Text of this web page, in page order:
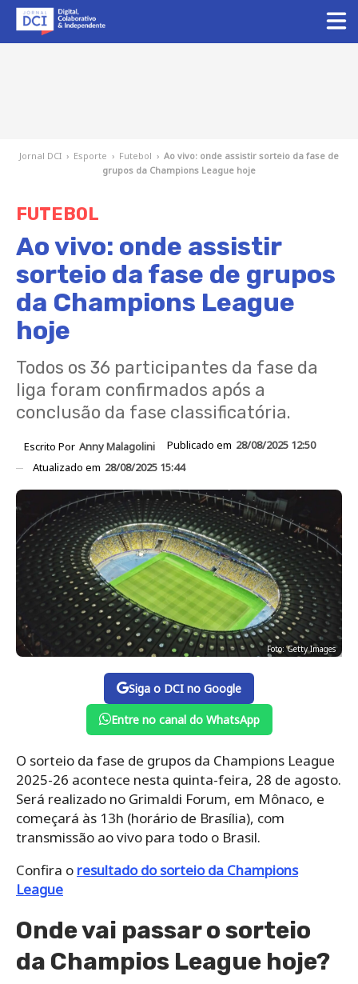
Jornal DCI › Esporte › Futebol › Ao vivo: onde assistir sorteio da fase de
grupos da Champions League hoje
FUTEBOL
Ao vivo: onde assistir
sorteio da fase de grupos
da Champions League
hoje
Todos os 36 participantes da fase da
liga foram confirmados após a
conclusão da fase classificatória.
Escrito Por Anny Malagolini Publicado em 28/08/2025 12:50
Atualizado em 28/08/2025 15:44
Foto: Getty Images
Siga o DCI no Google
Entre no canal do WhatsApp
O sorteio da fase de grupos da Champions League
2025-26 acontece nesta quinta-feira, 28 de agosto.
Será realizado no Grimaldi Forum, em Mônaco, e
começará às 13h (horário de Brasília), com
transmissão ao vivo para todo o Brasil.
Confira o resultado do sorteio da Champions
League
Onde vai passar o sorteio
da Champios League hoje?